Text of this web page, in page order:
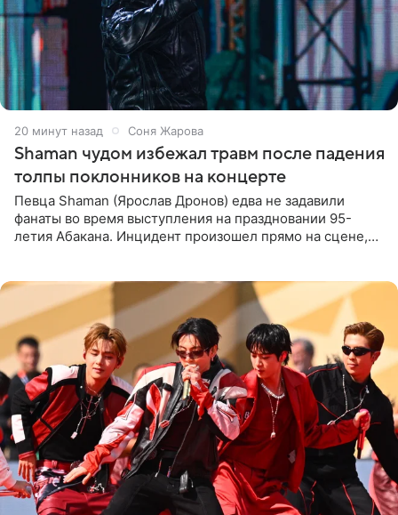
20 минут назад Соня Жарова
Shaman чудом избежал травм после падения
толпы поклонников на концерте
Певца Shaman (Ярослав Дронов) едва не задавили
фанаты во время выступления на праздновании 95-
летия Абакана. Инцидент произошел прямо на сцене,